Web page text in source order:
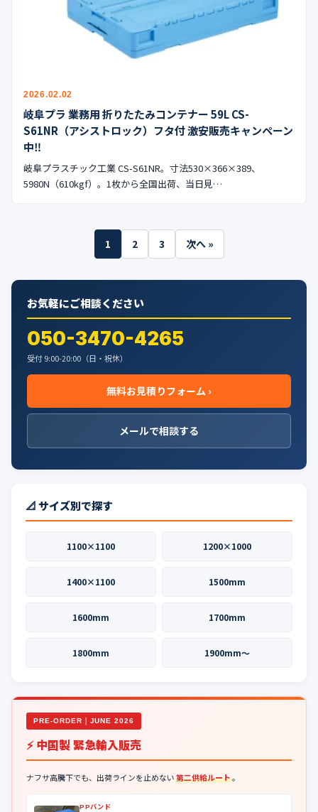
2026.02.02
岐阜プラ 業務用 折りたたみコンテナー 59L CS-
S61NR（アシストロック）フタ付 激安販売キャンペーン
中‼︎
岐阜プラスチック工業 CS-S61NR。寸法530×366×389、
5980N（610kgf）。1枚から全国出荷、当日見…
の
ペ
ー
ジ
送
り
1 2 3 次へ »
お気軽にご相談ください
050-3470-4265
受付 9:00-20:00（日・祝休）
無料お見積りフォーム ›
メールで相談する
📐 サイズ別で探す
1100×1100 1200×1000
1400×1100 1500mm
1600mm 1700mm
1800mm 1900mm〜
PRE-ORDER｜JUNE 2026
⚡ 中国製 緊急輸入販売
ナフサ高騰下でも、出荷ラインを止めない第二供給ルート。
PPバンド